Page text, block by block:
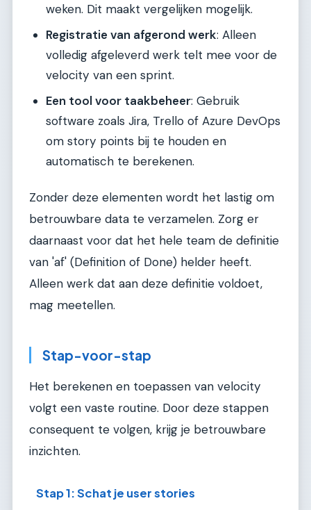
weken. Dit maakt vergelijken mogelijk.
Registratie van afgerond werk: Alleen
volledig afgeleverd werk telt mee voor de
velocity van een sprint.
Een tool voor taakbeheer: Gebruik
software zoals Jira, Trello of Azure DevOps
om story points bij te houden en
automatisch te berekenen.
Zonder deze elementen wordt het lastig om
betrouwbare data te verzamelen. Zorg er
daarnaast voor dat het hele team de definitie
van 'af' (Definition of Done) helder heeft.
Alleen werk dat aan deze definitie voldoet,
mag meetellen.
Stap-voor-stap
Het berekenen en toepassen van velocity
volgt een vaste routine. Door deze stappen
consequent te volgen, krijg je betrouwbare
inzichten.
Stap 1: Schat je user stories